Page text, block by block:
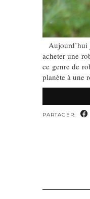
Aujourd’hui
acheter une
ce genre de
planète à une
PARTAGER: